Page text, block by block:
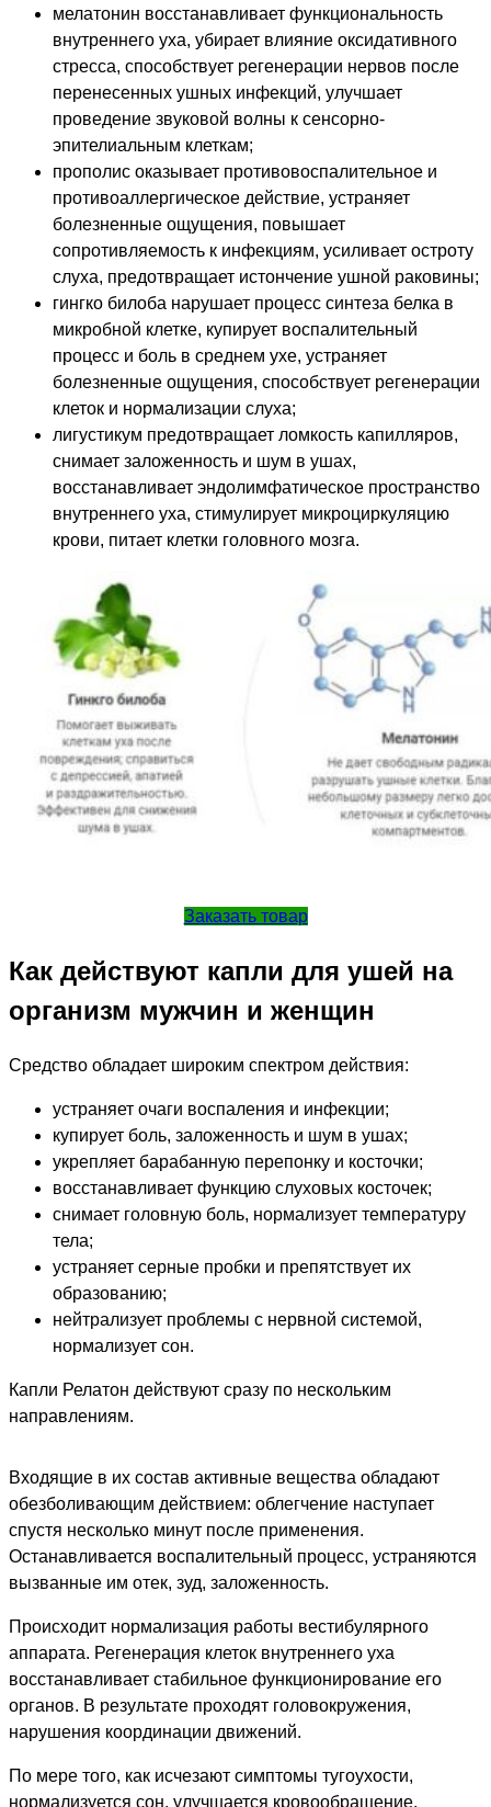
мелатонин восстанавливает функциональность
внутреннего уха, убирает влияние оксидативного
стресса, способствует регенерации нервов после
перенесенных ушных инфекций, улучшает
проведение звуковой волны к сенсорно-
эпителиальным клеткам;
прополис оказывает противовоспалительное и
противоаллергическое действие, устраняет
болезненные ощущения, повышает
сопротивляемость к инфекциям, усиливает остроту
слуха, предотвращает истончение ушной раковины;
гингко билоба нарушает процесс синтеза белка в
микробной клетке, купирует воспалительный
процесс и боль в среднем ухе, устраняет
болезненные ощущения, способствует регенерации
клеток и нормализации слуха;
лигустикум предотвращает ломкость капилляров,
снимает заложенность и шум в ушах,
восстанавливает эндолимфатическое пространство
внутреннего уха, стимулирует микроциркуляцию
крови, питает клетки головного мозга.
Заказать товар
Как действуют капли для ушей на
организм мужчин и женщин
Средство обладает широким спектром действия:
устраняет очаги воспаления и инфекции;
купирует боль, заложенность и шум в ушах;
укрепляет барабанную перепонку и косточки;
восстанавливает функцию слуховых косточек;
снимает головную боль, нормализует температуру
тела;
устраняет серные пробки и препятствует их
образованию;
нейтрализует проблемы с нервной системой,
нормализует сон.
Капли Релатон действуют сразу по нескольким
направлениям.
Входящие в их состав активные вещества обладают
обезболивающим действием: облегчение наступает
спустя несколько минут после применения.
Останавливается воспалительный процесс, устраняются
вызванные им отек, зуд, заложенность.
Происходит нормализация работы вестибулярного
аппарата. Регенерация клеток внутреннего уха
восстанавливает стабильное функционирование его
органов. В результате проходят головокружения,
нарушения координации движений.
По мере того, как исчезают симптомы тугоухости,
нормализуется сон, улучшается кровообращение.